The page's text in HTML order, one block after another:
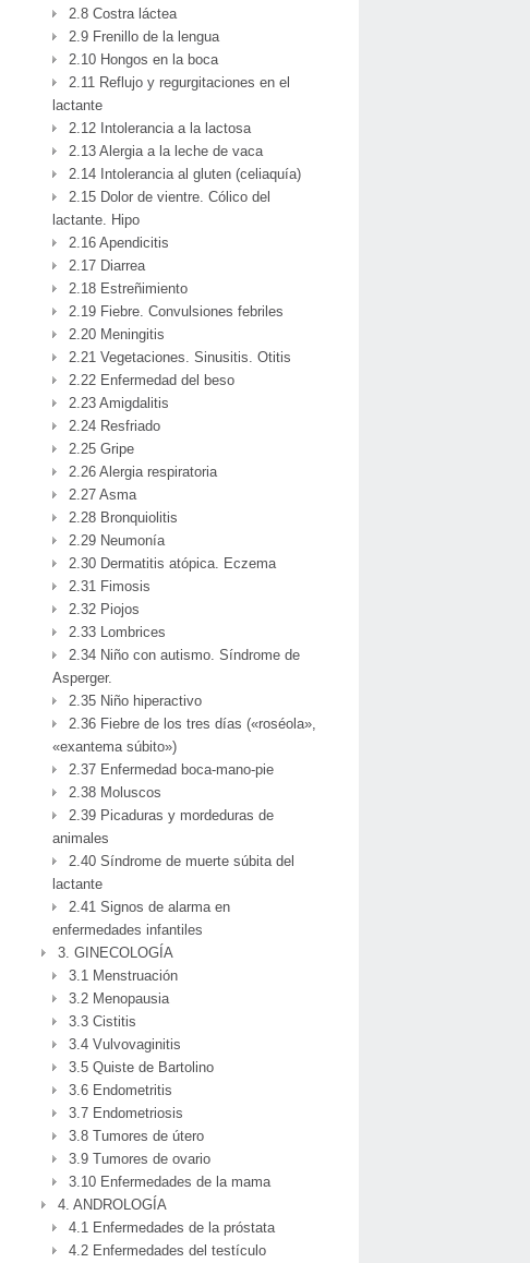
2.8 Costra láctea
2.9 Frenillo de la lengua
2.10 Hongos en la boca
2.11 Reflujo y regurgitaciones en el
lactante
2.12 Intolerancia a la lactosa
2.13 Alergia a la leche de vaca
2.14 Intolerancia al gluten (celiaquía)
2.15 Dolor de vientre. Cólico del
lactante. Hipo
2.16 Apendicitis
2.17 Diarrea
2.18 Estreñimiento
2.19 Fiebre. Convulsiones febriles
2.20 Meningitis
2.21 Vegetaciones. Sinusitis. Otitis
2.22 Enfermedad del beso
2.23 Amigdalitis
2.24 Resfriado
2.25 Gripe
2.26 Alergia respiratoria
2.27 Asma
2.28 Bronquiolitis
2.29 Neumonía
2.30 Dermatitis atópica. Eczema
2.31 Fimosis
2.32 Piojos
2.33 Lombrices
2.34 Niño con autismo. Síndrome de
Asperger.
2.35 Niño hiperactivo
2.36 Fiebre de los tres días («roséola»,
«exantema súbito»)
2.37 Enfermedad boca-mano-pie
2.38 Moluscos
2.39 Picaduras y mordeduras de
animales
2.40 Síndrome de muerte súbita del
lactante
2.41 Signos de alarma en
enfermedades infantiles
3. GINECOLOGÍA
3.1 Menstruación
3.2 Menopausia
3.3 Cistitis
3.4 Vulvovaginitis
3.5 Quiste de Bartolino
3.6 Endometritis
3.7 Endometriosis
3.8 Tumores de útero
3.9 Tumores de ovario
3.10 Enfermedades de la mama
4. ANDROLOGÍA
4.1 Enfermedades de la próstata
4.2 Enfermedades del testículo